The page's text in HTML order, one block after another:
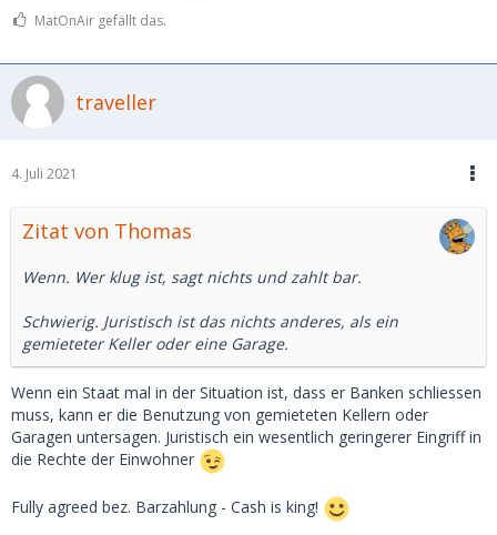
MatOnAir gefällt das.
traveller
4. Juli 2021
Zitat von Thomas
Wenn. Wer klug ist, sagt nichts und zahlt bar.
Schwierig. Juristisch ist das nichts anderes, als ein
gemieteter Keller oder eine Garage.
Wenn ein Staat mal in der Situation ist, dass er Banken schliessen
muss, kann er die Benutzung von gemieteten Kellern oder
Garagen untersagen. Juristisch ein wesentlich geringerer Eingriff in
die Rechte der Einwohner
Fully agreed bez. Barzahlung - Cash is king!